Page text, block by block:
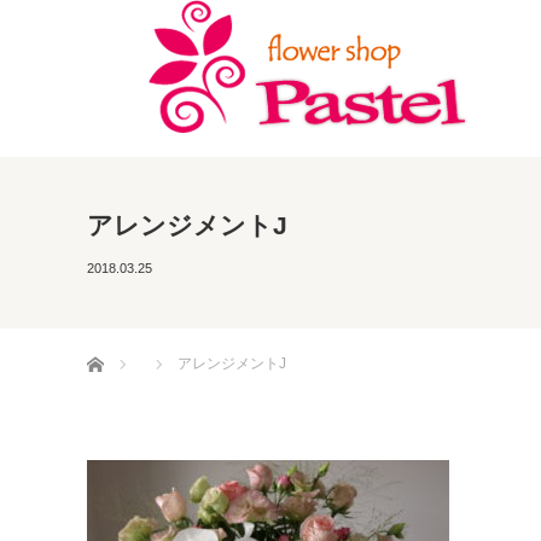
アレンジメントJ
2018.03.25
ホーム アレンジメントJ